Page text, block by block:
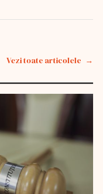
Vezi toate articolele